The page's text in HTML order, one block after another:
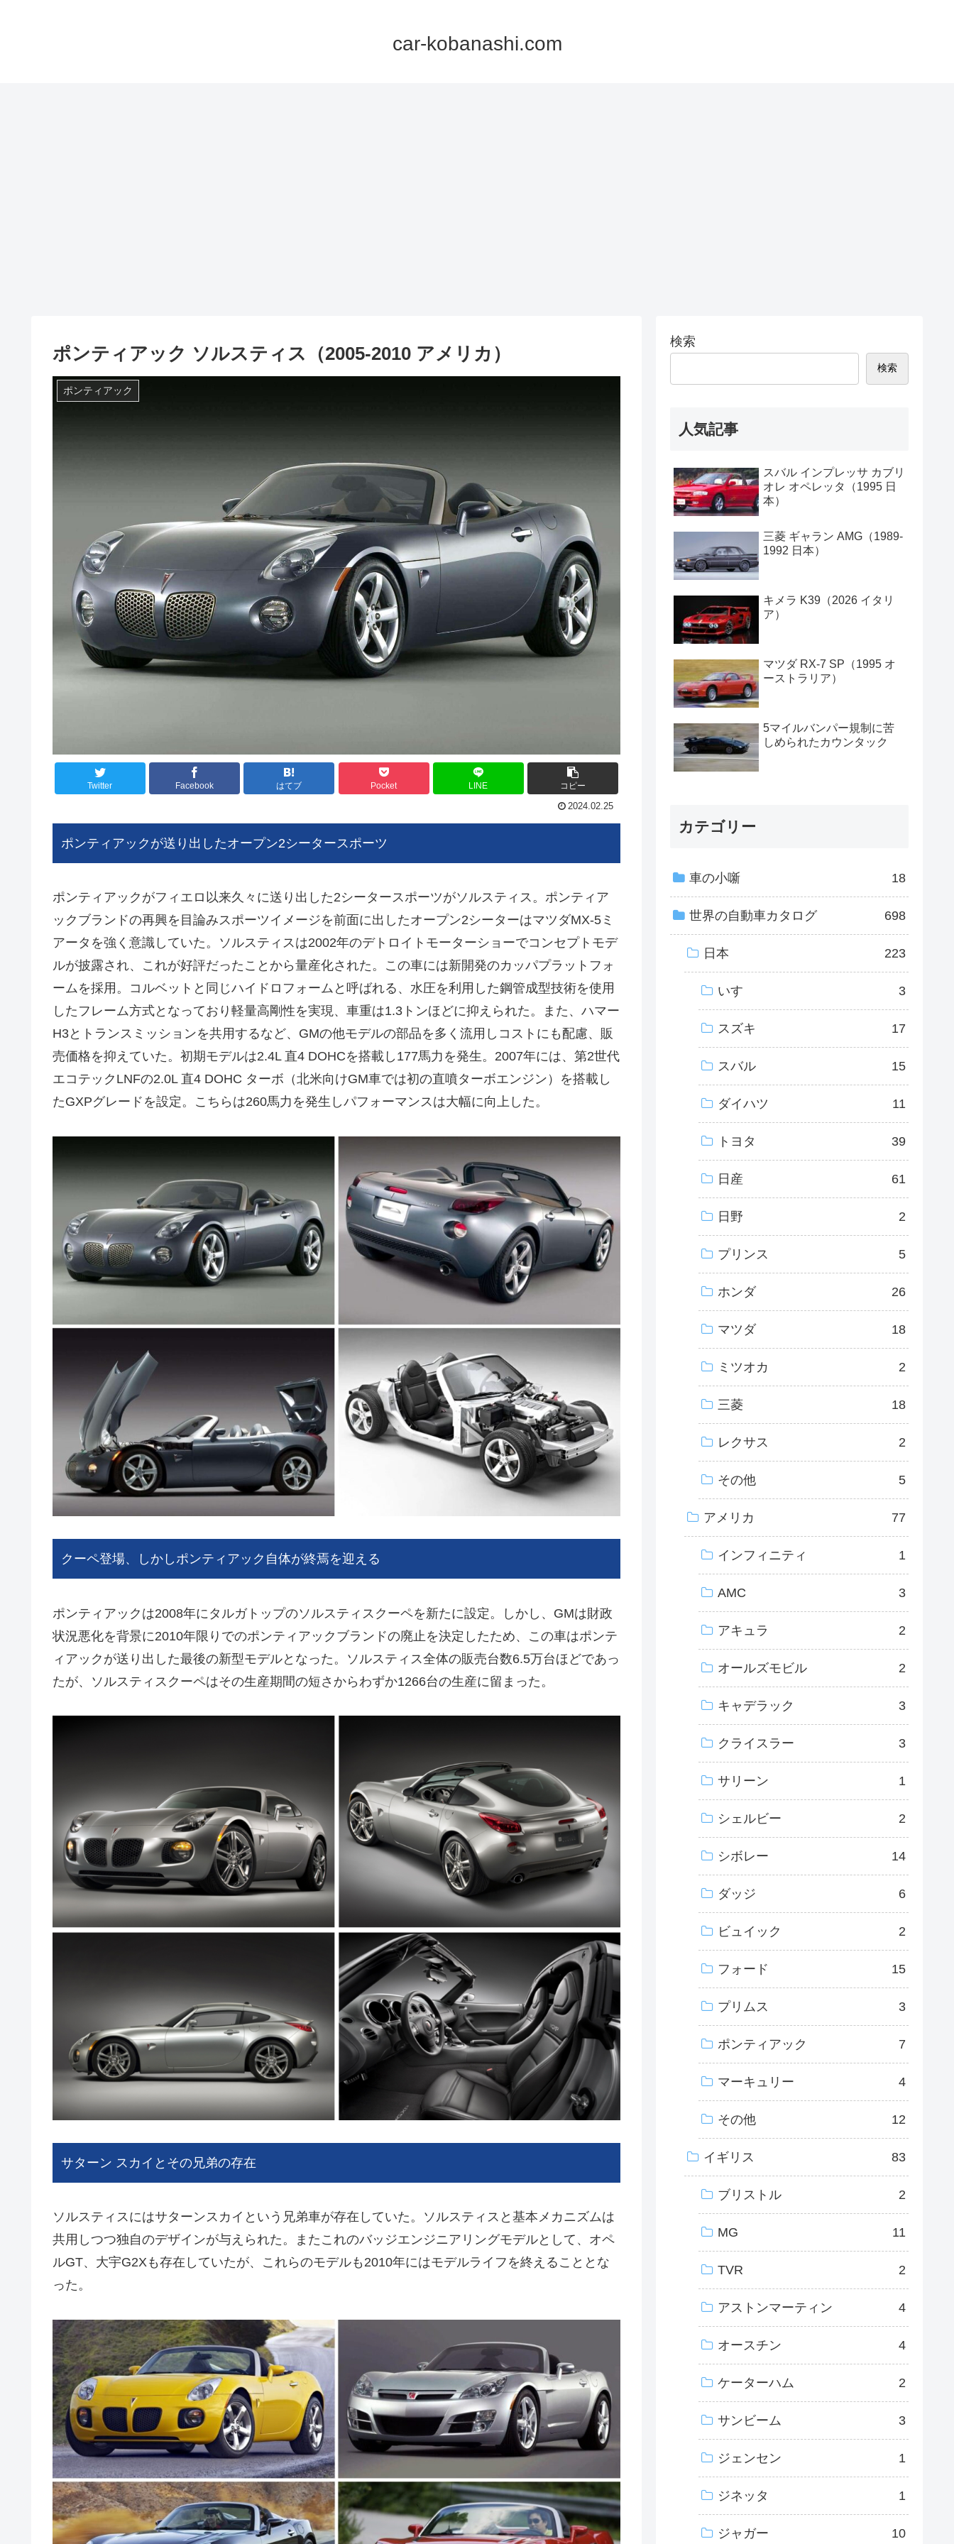
car-kobanashi.com
ポンティアック ソルスティス（2005-2010 アメリカ）
ポンティアック
Twitter Facebook はてブ Pocket LINE コピー
2024.02.25
ポンティアックが送り出したオープン2シータースポーツ
ポンティアックがフィエロ以来久々に送り出した2シータースポーツがソルスティス。ポンティア
ックブランドの再興を目論みスポーツイメージを前面に出したオープン2シーターはマツダMX-5ミ
アータを強く意識していた。ソルスティスは2002年のデトロイトモーターショーでコンセプトモデ
ルが披露され、これが好評だったことから量産化された。この車には新開発のカッパプラットフォ
ームを採用。コルベットと同じハイドロフォームと呼ばれる、水圧を利用した鋼管成型技術を使用
したフレーム方式となっており軽量高剛性を実現、車重は1.3トンほどに抑えられた。また、ハマー
H3とトランスミッションを共用するなど、GMの他モデルの部品を多く流用しコストにも配慮、販
売価格を抑えていた。初期モデルは2.4L 直4 DOHCを搭載し177馬力を発生。2007年には、第2世代
エコテックLNFの2.0L 直4 DOHC ターボ（北米向けGM車では初の直噴ターボエンジン）を搭載し
たGXPグレードを設定。こちらは260馬力を発生しパフォーマンスは大幅に向上した。
クーペ登場、しかしポンティアック自体が終焉を迎える
ポンティアックは2008年にタルガトップのソルスティスクーペを新たに設定。しかし、GMは財政
状況悪化を背景に2010年限りでのポンティアックブランドの廃止を決定したため、この車はポンテ
ィアックが送り出した最後の新型モデルとなった。ソルスティス全体の販売台数6.5万台ほどであっ
たが、ソルスティスクーペはその生産期間の短さからわずか1266台の生産に留まった。
サターン スカイとその兄弟の存在
ソルスティスにはサターンスカイという兄弟車が存在していた。ソルスティスと基本メカニズムは
共用しつつ独自のデザインが与えられた。またこれのバッジエンジニアリングモデルとして、オペ
ルGT、大宇G2Xも存在していたが、これらのモデルも2010年にはモデルライフを終えることとな
った。
検索
検索
人気記事
スバル インプレッサ カブリ
オレ オペレッタ（1995 日
本）
三菱 ギャラン AMG（1989-
1992 日本）
キメラ K39（2026 イタリ
ア）
マツダ RX-7 SP（1995 オ
ーストラリア）
5マイルバンパー規制に苦
しめられたカウンタック
カテゴリー
車の小噺 18
世界の自動車カタログ 698
日本 223
いすゞ 3
スズキ 17
スバル 15
ダイハツ 11
トヨタ 39
日産 61
日野 2
プリンス 5
ホンダ 26
マツダ 18
ミツオカ 2
三菱 18
レクサス 2
その他 5
アメリカ 77
インフィニティ 1
AMC 3
アキュラ 2
オールズモビル 2
キャデラック 3
クライスラー 3
サリーン 1
シェルビー 2
シボレー 14
ダッジ 6
ビュイック 2
フォード 15
プリムス 3
ポンティアック 7
マーキュリー 4
その他 12
イギリス 83
ブリストル 2
MG 11
TVR 2
アストンマーティン 4
オースチン 4
ケーターハム 2
サンビーム 3
ジェンセン 1
ジネッタ 1
ジャガー 10